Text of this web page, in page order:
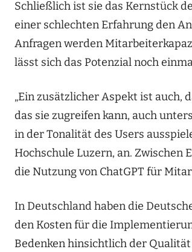
Schließlich ist sie das Kernstück
einer schlechten Erfahrung den
Anfragen werden
lässt sich das Potenzial noch
„Ein zusätzlicher Aspekt ist auch,
das sie zugreifen kann, auch
in der Tonalität des Users
Hochschule Luzern, an. Zwischen
die Nutzung von ChatGPT für
In Deutschland haben die
den Kosten für die
Bedenken hinsichtlich der